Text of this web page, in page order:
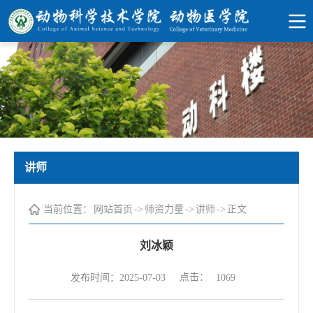
讲师
当前位置： 网站首页 -> 师资力量-> 讲师 -> 正文
刘冰颖
发布时间：2025-07-03 点击： 1069